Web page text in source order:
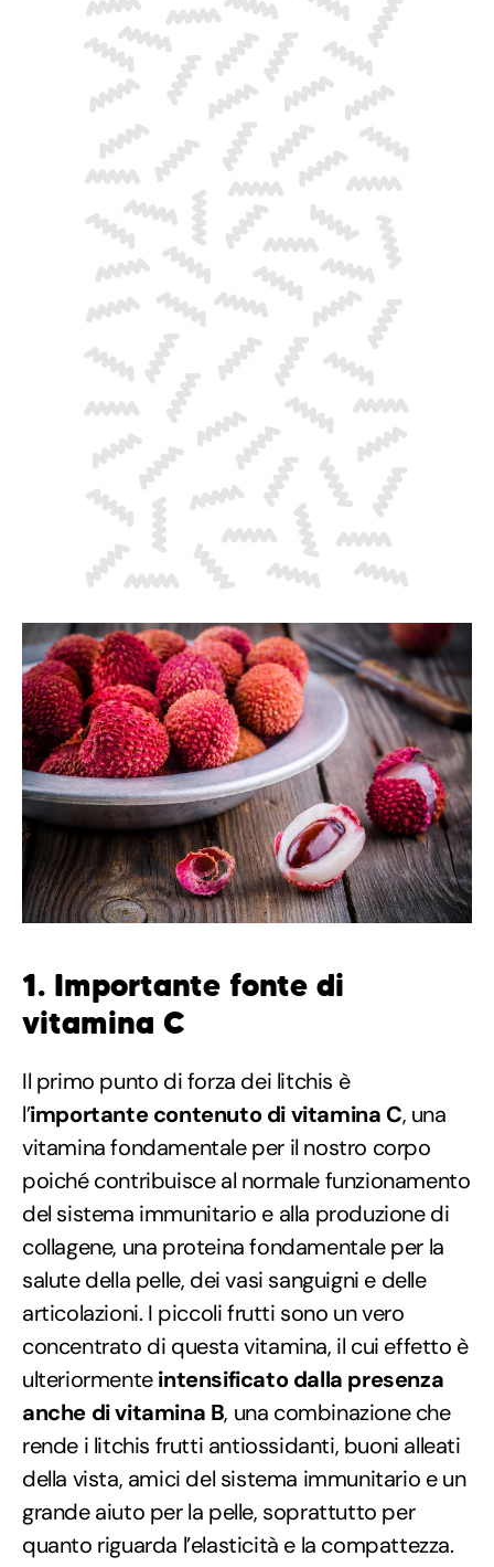
1. Importante fonte di
vitamina C
Il primo punto di forza dei litchis è
l’importante contenuto di vitamina C, una
vitamina fondamentale per il nostro corpo
poiché contribuisce al normale funzionamento
del sistema immunitario e alla produzione di
collagene, una proteina fondamentale per la
salute della pelle, dei vasi sanguigni e delle
articolazioni. I piccoli frutti sono un vero
concentrato di questa vitamina, il cui effetto è
ulteriormenteintensificato dalla presenza
anche di vitamina B, una combinazione che
rende i litchis frutti antiossidanti, buoni alleati
della vista, amici del sistema immunitario e un
grande aiuto per la pelle, soprattutto per
quanto riguarda l’elasticità e la compattezza.